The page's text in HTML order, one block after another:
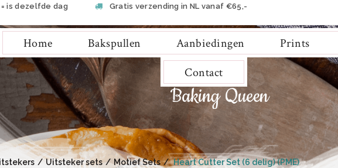
is dezelfde dag
Gratis verzending in NL vanaf €65,-
Home Bakspullen Aanbiedingen Prints
Contact
Uitsteker sets Motief Sets Heart Cutter Set (6 delig) (PME)